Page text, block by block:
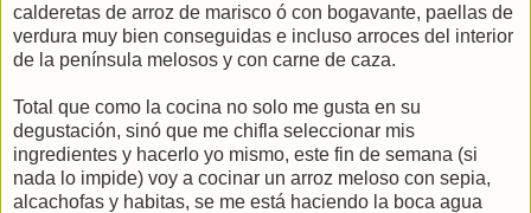
calderetas de arroz de marisco ó con bogavante, paellas de
verdura muy bien conseguidas e incluso arroces del interior
de la península melosos y con carne de caza.
Total que como la cocina no solo me gusta en su
degustación, sinó que me chifla seleccionar mis
ingredientes y hacerlo yo mismo, este fin de semana (si
nada lo impide) voy a cocinar un arroz meloso con sepia,
alcachofas y habitas, se me está haciendo la boca agua